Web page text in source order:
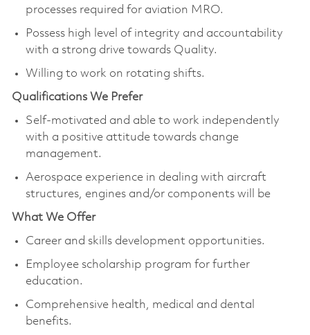
processes required for aviation MRO.
Possess high level of integrity and accountability
with a strong drive towards Quality.
Willing to work on rotating shifts.
Qualifications We Prefer
Self-motivated and able to work independently
with a positive attitude towards change
management.
Aerospace experience in dealing with aircraft
structures, engines and/or components will be
What We Offer
Career and skills development opportunities.
Employee scholarship program for further
education.
Comprehensive health, medical and dental
benefits.